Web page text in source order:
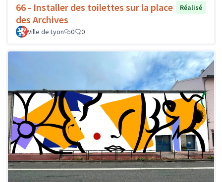
66 - Installer des toilettes sur la place
des Archives
Réalisé
Ville de Lyon 0 0